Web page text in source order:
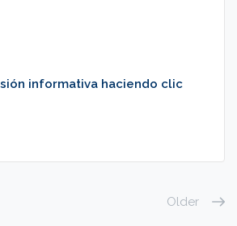
informativa haciendo clic
Older